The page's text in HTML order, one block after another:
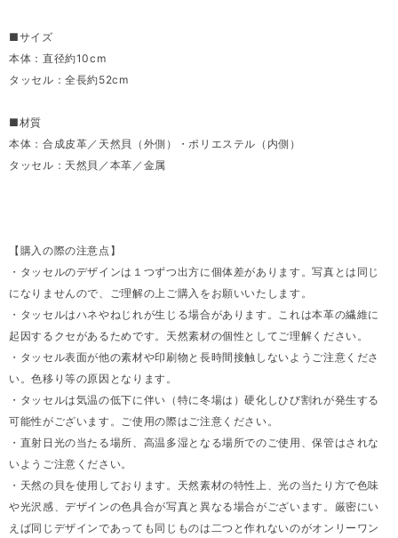
■サイズ
本体：直径約10cm
タッセル：全長約52cm
■材質
本体：合成皮革／天然貝（外側）・ポリエステル（内側）
タッセル：天然貝／本革／金属
【購入の際の注意点】
・タッセルのデザインは１つずつ出方に個体差があります。写真とは同じ
になりませんので、ご理解の上ご購入をお願いいたします。
・タッセルはハネやねじれが生じる場合があります。これは本革の繊維に
起因するクセがあるためです。天然素材の個性としてご理解ください。
・タッセル表面が他の素材や印刷物と長時間接触しないようご注意くださ
い。色移り等の原因となります。
・タッセルは気温の低下に伴い（特に冬場は）硬化しひび割れが発生する
可能性がございます。ご使用の際はご注意ください。
・直射日光の当たる場所、高温多湿となる場所でのご使用、保管はされな
いようご注意ください。
・天然の貝を使用しております。天然素材の特性上、光の当たり方で色味
や光沢感、デザインの色具合が写真と異なる場合がございます。厳密にい
えば同じデザインであっても同じものは二つと作れないのがオンリーワン